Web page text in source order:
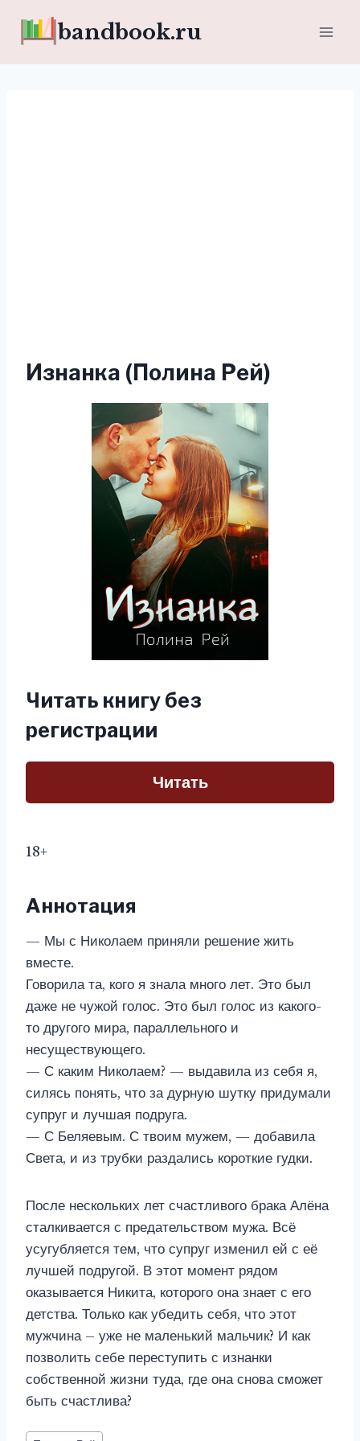
bandbook.ru
Изнанка (Полина Рей)
Читать книгу без
регистрации
Читать
18+
Аннотация
— Мы с Николаем приняли решение жить
вместе.
Говорила та, кого я знала много лет. Это был
даже не чужой голос. Это был голос из какого-
то другого мира, параллельного и
несуществующего.
— С каким Николаем? — выдавила из себя я,
силясь понять, что за дурную шутку придумали
супруг и лучшая подруга.
— С Беляевым. С твоим мужем, — добавила
Света, и из трубки раздались короткие гудки.
После нескольких лет счастливого брака Алёна
сталкивается с предательством мужа. Всё
усугубляется тем, что супруг изменил ей с её
лучшей подругой. В этот момент рядом
оказывается Никита, которого она знает с его
детства. Только как убедить себя, что этот
мужчина – уже не маленький мальчик? И как
позволить себе переступить с изнанки
собственной жизни туда, где она снова сможет
быть счастлива?
Метки